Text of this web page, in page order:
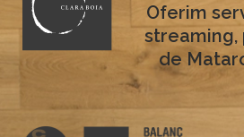
Oferim
de